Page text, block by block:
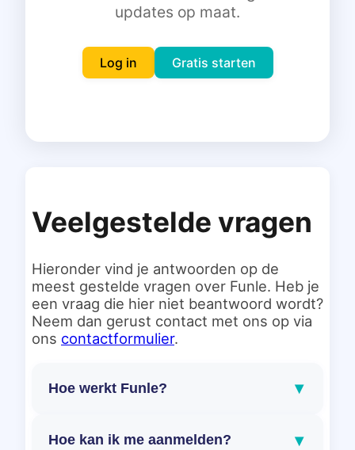
Inloggen
Gratis starten
updates op maat.
Log in Gratis starten
Veelgestelde vragen
Hieronder vind je antwoorden op de
meest gestelde vragen over Funle. Heb je
een vraag die hier niet beantwoord wordt?
Neem dan gerust contact met ons op via
ons contactformulier.
Hoe werkt Funle? ▾
Hoe kan ik me aanmelden? ▾